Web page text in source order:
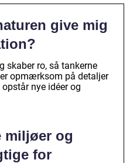
give mig
skaber ro, så tankerne
opmærksom på detaljer
nye idéer og
miljøer og
for